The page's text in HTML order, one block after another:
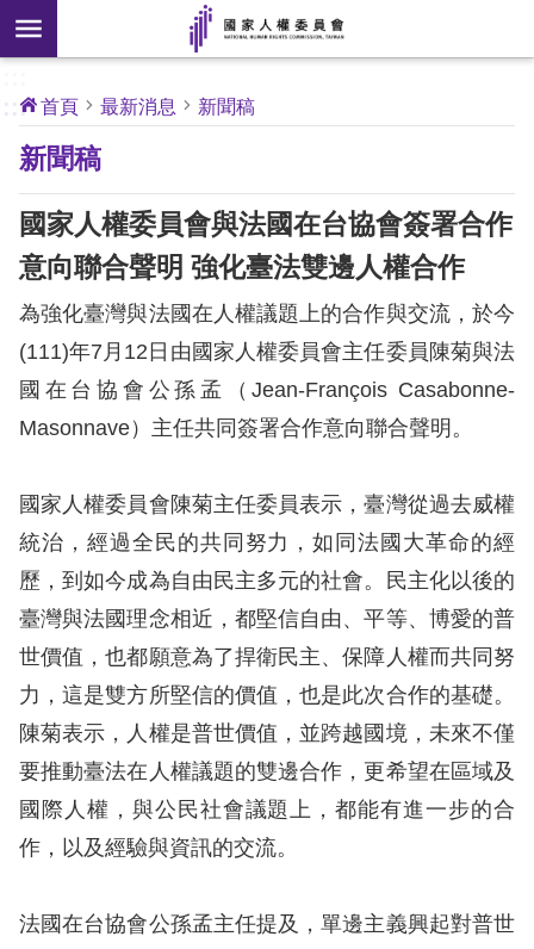
前往主要內容區塊
搜
尋
開
新
]
核
心
人
權
公
約
關
於
本
會
消
息
人
權
業
務
核
心
人
權
約
:::
首頁 最新消息 新聞稿
新聞稿
國家人權委員會與法國在台協會簽署合作
意向聯合聲明 強化臺法雙邊人權合作
為強化臺灣與法國在人權議題上的合作與交流，於今
(111)年7月12日由國家人權委員會主任委員陳菊與法
國在台協會公孫孟（Jean-François Casabonne-
Masonnave）主任共同簽署合作意向聯合聲明。
國家人權委員會陳菊主任委員表示，臺灣從過去威權
統治，經過全民的共同努力，如同法國大革命的經
歷，到如今成為自由民主多元的社會。民主化以後的
臺灣與法國理念相近，都堅信自由、平等、博愛的普
世價值，也都願意為了捍衛民主、保障人權而共同努
力，這是雙方所堅信的價值，也是此次合作的基礎。
陳菊表示，人權是普世價值，並跨越國境，未來不僅
要推動臺法在人權議題的雙邊合作，更希望在區域及
國際人權，與公民社會議題上，都能有進一步的合
作，以及經驗與資訊的交流。
法國在台協會公孫孟主任提及，單邊主義興起對普世